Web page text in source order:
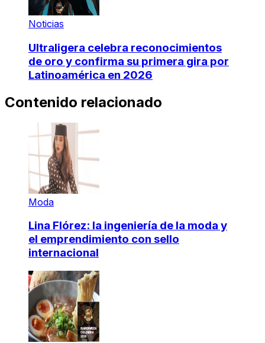
Noticias
Ultraligera celebra reconocimientos
de oro y confirma su primera gira por
Latinoamérica en 2026
Contenido relacionado
Moda
Lina Flórez: la ingeniería de la moda y
el emprendimiento con sello
internacional